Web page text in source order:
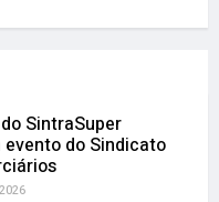
SintraSuper
do Sindicato